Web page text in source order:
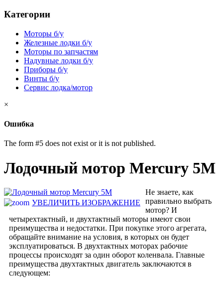
Категории
Моторы б/у
Железные лодки б/у
Моторы по запчастям
Надувные лодки б/у
Приборы б/у
Винты б/у
Сервис лодка/мотор
×
Ошибка
The form #5 does not exist or it is not published.
Лодочный мотор Mercury 5M
УВЕЛИЧИТЬ ИЗОБРАЖЕНИЕ
Не знаете, как
правильно выбрать
мотор? И
четырехтактный, и двухтактный моторы имеют свои
преимущества и недостатки. При покупке этого агрегата,
обращайте внимание на условия, в которых он будет
эксплуатироваться. В двухтактных моторах рабочие
процессы происходят за один оборот коленвала. Главные
преимущества двухтактных двигатель заключаются в
следующем: